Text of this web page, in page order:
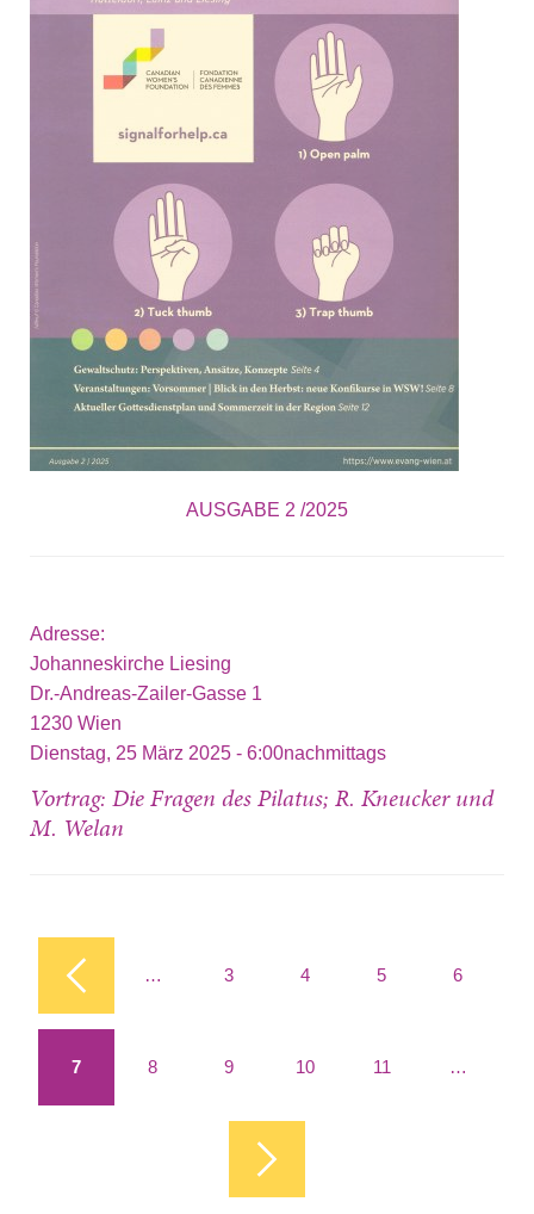
AUSGABE 2 /2025
Adresse:
Johanneskirche Liesing
Dr.-Andreas-Zailer-Gasse 1
1230 Wien
Dienstag, 25 März 2025 - 6:00nachmittags
Vortrag: Die Fragen des Pilatus; R. Kneucker und
M. Welan
Seiten … 3 4 5 6
7 8 9 10 11 …